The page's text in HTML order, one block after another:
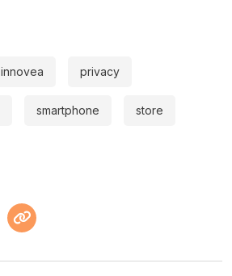
innovea privacy
smartphone store